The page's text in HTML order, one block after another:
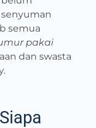
semua
pakai
dan swasta